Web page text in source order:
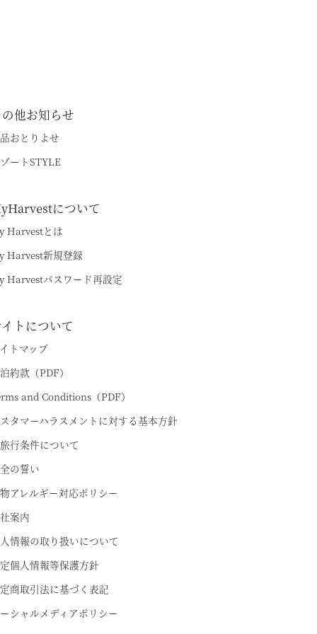
他お知らせ
おとりよせ
ートSTYLE
について
Harvestとは
Harvest新規登録
Harvestパスワード再設定
トについて
トマップ
約款（PDF）
and Conditions（PDF）
タマーハラスメントに対する基本方針
行条件について
の誓い
アレルギー対応ポリシー
案内
情報の取り扱いについて
個人情報等保護方針
商取引法に基づく表記
シャルメディアポリシー